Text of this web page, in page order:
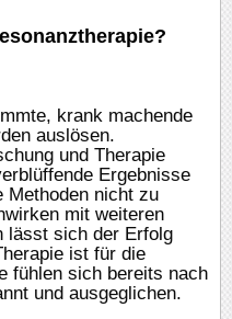
krank machende
auslösen.
und Therapie
Ergebnisse
Methoden nicht zu
mit weiteren
lässt sich der Erfolg
ist für die
fühlen sich bereits nach
und ausgeglichen.